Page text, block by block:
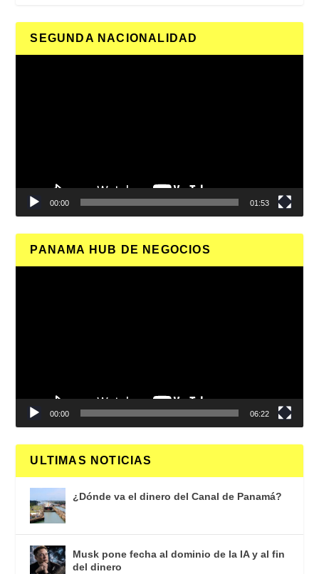
SEGUNDA NACIONALIDAD
00:00 01:53
PANAMA HUB DE NEGOCIOS
00:00 06:22
ULTIMAS NOTICIAS
¿Dónde va el dinero del Canal de Panamá?
Musk pone fecha al dominio de la IA y al fin
del dinero